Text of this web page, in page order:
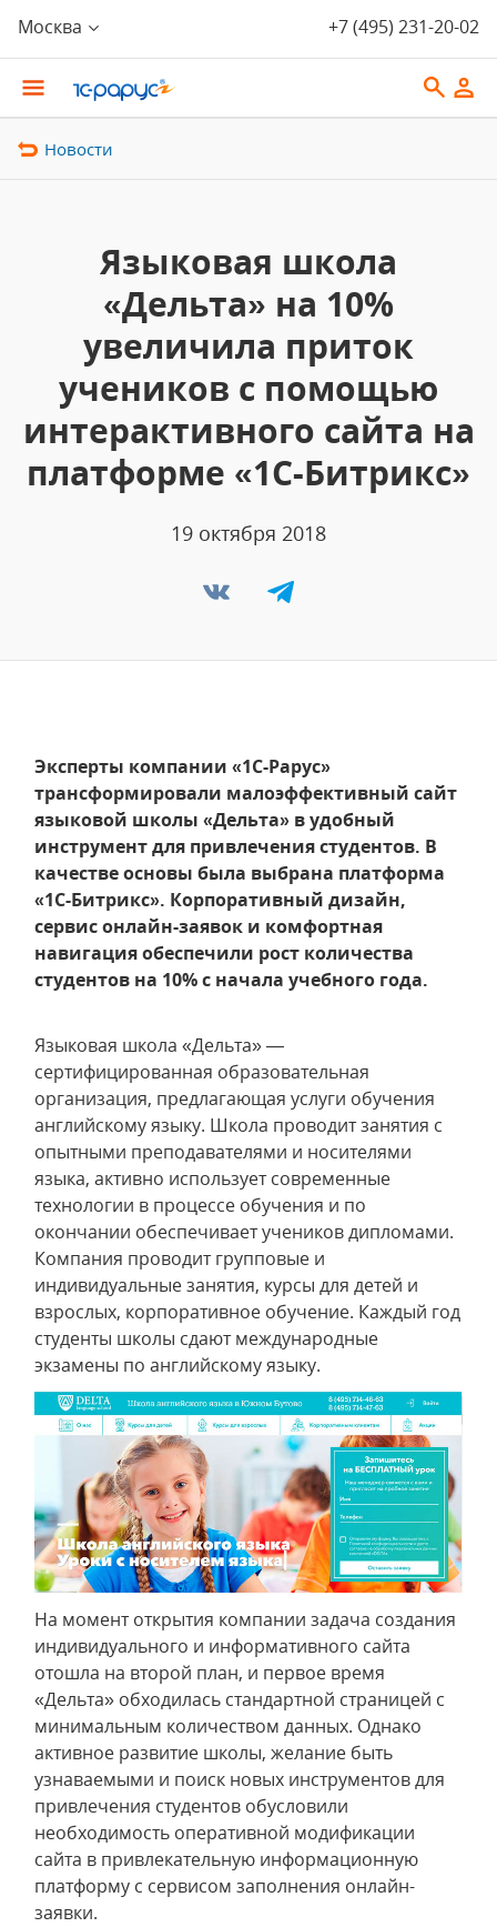
Москва +7 (495) 231-20-02
Новости
Языковая школа
«Дельта» на 10%
увеличила приток
учеников с помощью
интерактивного сайта на
платформе «1С-Битрикс»
19 октября 2018
Эксперты компании «1С-Рарус»
трансформировали малоэффективный сайт
языковой школы «Дельта» в удобный
инструмент для привлечения студентов. В
качестве основы была выбрана платформа
«1С-Битрикс». Корпоративный дизайн,
сервис онлайн-заявок и комфортная
навигация обеспечили рост количества
студентов на 10% с начала учебного года.
Языковая школа «Дельта» —
сертифицированная образовательная
организация, предлагающая услуги обучения
английскому языку. Школа проводит занятия с
опытными преподавателями и носителями
языка, активно использует современные
технологии в процессе обучения и по
окончании обеспечивает учеников дипломами.
Компания проводит групповые и
индивидуальные занятия, курсы для детей и
взрослых, корпоративное обучение. Каждый год
студенты школы сдают международные
экзамены по английскому языку.
На момент открытия компании задача создания
индивидуального и информативного сайта
отошла на второй план, и первое время
«Дельта» обходилась стандартной страницей с
минимальным количеством данных. Однако
активное развитие школы, желание быть
узнаваемыми и поиск новых инструментов для
привлечения студентов обусловили
необходимость оперативной модификации
сайта в привлекательную информационную
платформу с сервисом заполнения онлайн-
заявки.